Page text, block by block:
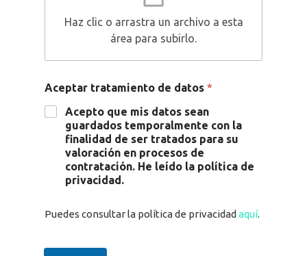
Haz clic o arrastra un archivo a esta
área para subirlo.
Aceptar tratamiento de datos*
Acepto que mis datos sean
guardados temporalmente con la
finalidad de ser tratados para su
valoración en procesos de
contratación. He leído la política de
privacidad.
Puedes consultar la política de privacidadaquí.